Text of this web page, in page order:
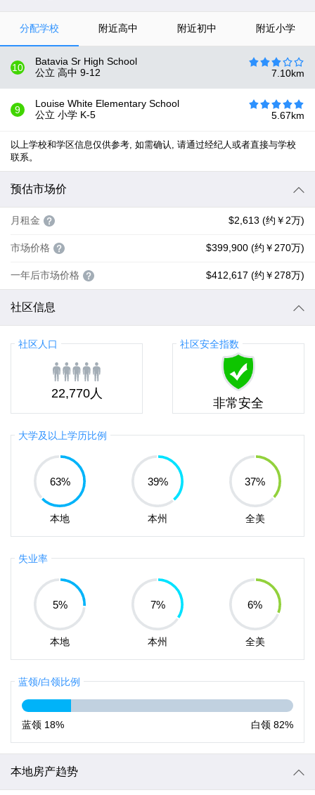
分配学校 附近高中 附近初中 附近小学
10
Batavia Sr High School
公立 高中 9-12 7.10km
9
Louise White Elementary School
公立 小学 K-5 5.67km
以上学校和学区信息仅供参考, 如需确认, 请通过经纪人或者直接与学校
联系。
预估市场价
月租金 $2,613 (约￥2万)
市场价格 $399,900 (约￥270万)
一年后市场价格 $412,617 (约￥278万)
社区信息
社区人口
22,770人
社区安全指数
非常安全
大学及以上学历比例
63%
本地
39%
本州
37%
全美
失业率
5%
本地
7%
本州
6%
全美
蓝领/白领比例
蓝领 18% 白领 82%
本地房产趋势